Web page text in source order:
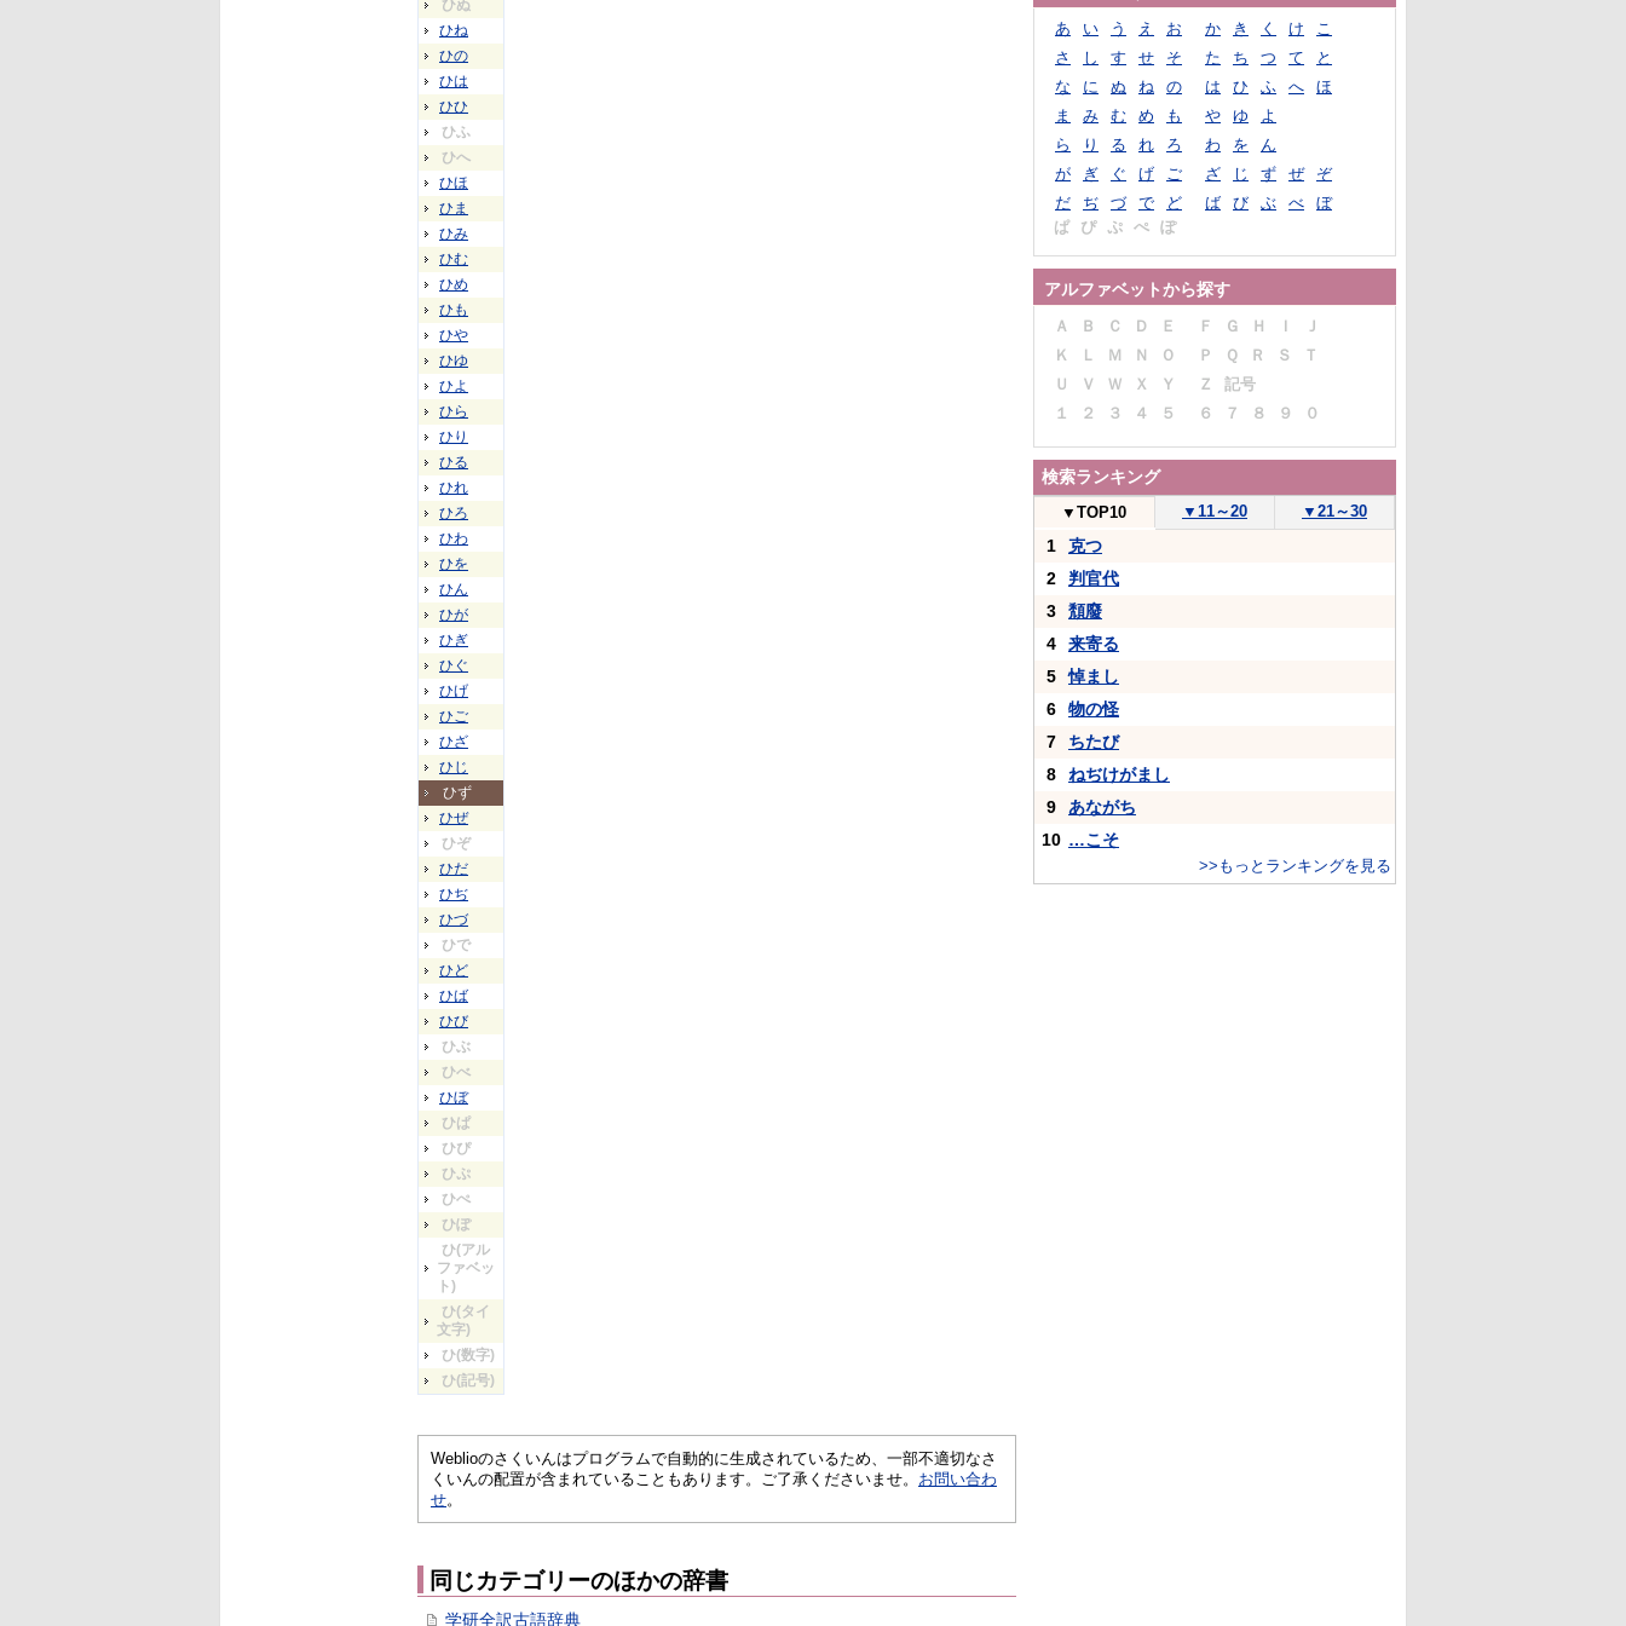
ひぬ
ひね
ひの
ひは
ひひ
ひふ
ひへ
ひほ
ひま
ひみ
ひむ
ひめ
ひも
ひや
ひゆ
ひよ
ひら
ひり
ひる
ひれ
ひろ
ひわ
ひを
ひん
ひが
ひぎ
ひぐ
ひげ
ひご
ひざ
ひじ
ひず
ひぜ
ひぞ
ひだ
ひぢ
ひづ
ひで
ひど
ひば
ひび
ひぶ
ひべ
ひぼ
ひぱ
ひぴ
ひぷ
ひぺ
ひぽ
ひ(アル
ファベッ
ト)
ひ(タイ
文字)
ひ(数字)
ひ(記号)
Weblioのさくいんはプログラムで自動的に生成されているため、一部不適切なさ
くいんの配置が含まれていることもあります。ご了承くださいませ。 お問い合わ
せ。
同じカテゴリーのほかの辞書
学研全訳古語辞典
あ い う え お か き く け
こ
さ
し す せ そ た ち つ て
と
な
に ぬ ね の は ひ ふ へ
ほ
ま
み む め も や ゆ
よ
ら
り る れ ろ わ を
ん
が
ぎ ぐ げ ご ざ じ ず ぜ
ぞ
だ
ぢ づ で ど ば び ぶ べ
ぼ
ぱ
ぴ ぷ ぺ ぽ
アルファベットから探す
Ａ Ｂ Ｃ Ｄ Ｅ Ｆ Ｇ Ｈ Ｉ
Ｊ
Ｋ
Ｌ Ｍ Ｎ Ｏ Ｐ Ｑ Ｒ Ｓ
Ｔ
Ｕ
Ｖ Ｗ Ｘ Ｙ Ｚ
記号
１
２ ３ ４ ５ ６ ７ ８ ９ ０
検索ランキング
▼ TOP10 ▼ 11～20 ▼ 21～30
1
克つ
2
判官代
3
頽廢
4
来寄る
5
悼まし
6
物の怪
7
ちたび
8
ねぢけがまし
9
あながち
10 …こそ
>>もっとランキングを見る